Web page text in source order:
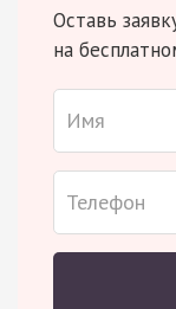
Оставь
на